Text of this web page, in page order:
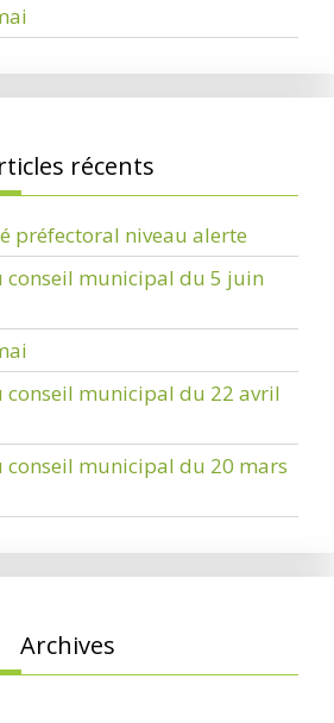
récents
préfectoral niveau alerte
conseil municipal du 5 juin
conseil municipal du 22 avril
conseil municipal du 20 mars
Archives